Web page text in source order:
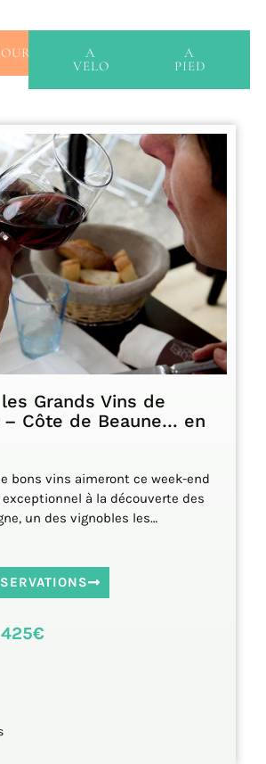
A
VELO
A
PIED
Grands Vins de
– Côte de Beaune… en
bons vins aimeront ce week-end
à la découverte des
un des vignobles les…